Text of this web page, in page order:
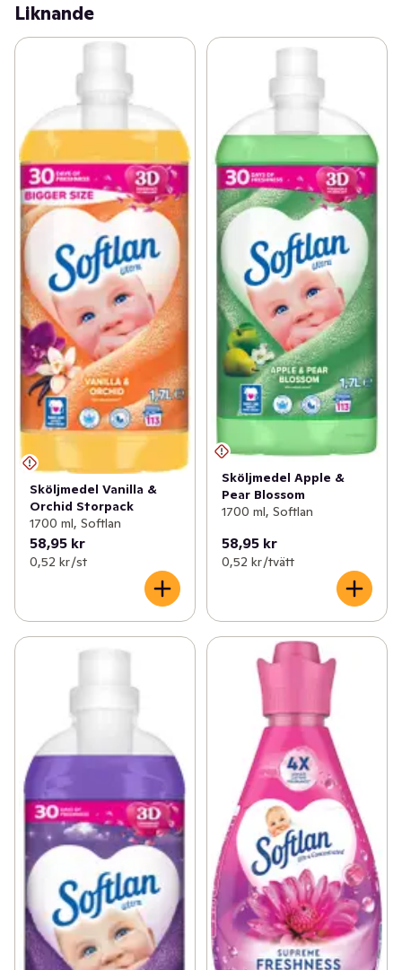
Liknande
Sköljmedel Vanilla &
Orchid Storpack
1700 ml, Softlan
58,95 kr
0,52 kr /st
Sköljmedel Apple &
Pear Blossom
1700 ml, Softlan
58,95 kr
0,52 kr /tvätt